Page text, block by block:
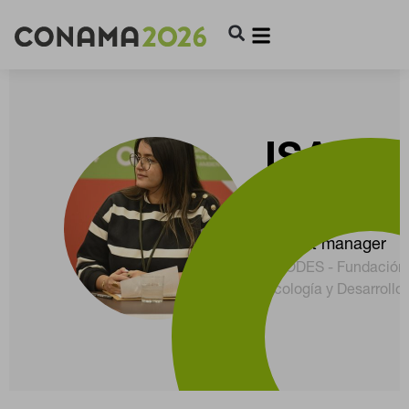
project manager
ECODES - Fundación
Ecología y Desarrollo
CONFIGURACIÓN DE COOKIES